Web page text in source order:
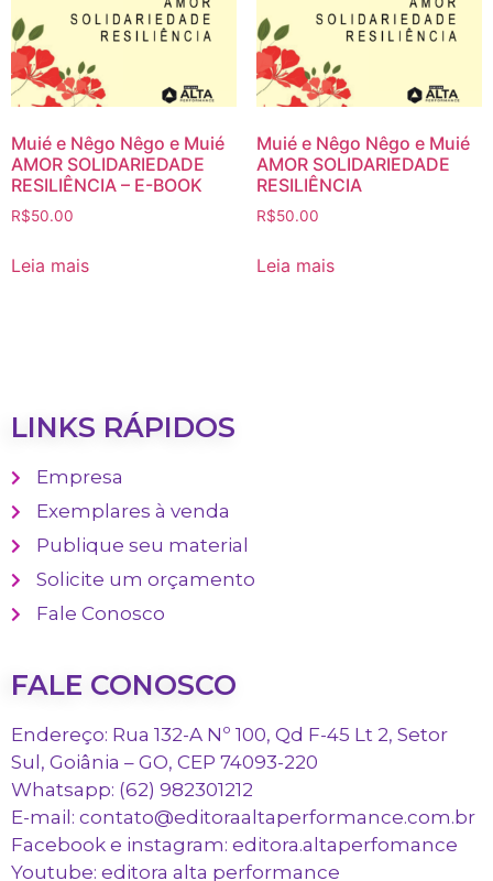
Muié e Nêgo Nêgo e Muié
AMOR SOLIDARIEDADE
RESILIÊNCIA – E-BOOK
R$50.00
Leia mais
Muié e Nêgo Nêgo e Muié
AMOR SOLIDARIEDADE
RESILIÊNCIA
R$50.00
Leia mais
LINKS RÁPIDOS
Empresa
Exemplares à venda
Publique seu material
Solicite um orçamento
Fale Conosco
FALE CONOSCO
Endereço: Rua 132-A Nº 100, Qd F-45 Lt 2, Setor
Sul, Goiânia – GO, CEP 74093-220
Whatsapp: (62) 982301212
E-mail: contato@editoraaltaperformance.com.br
Facebook e instagram: editora.altaperfomance
Youtube: editora alta performance